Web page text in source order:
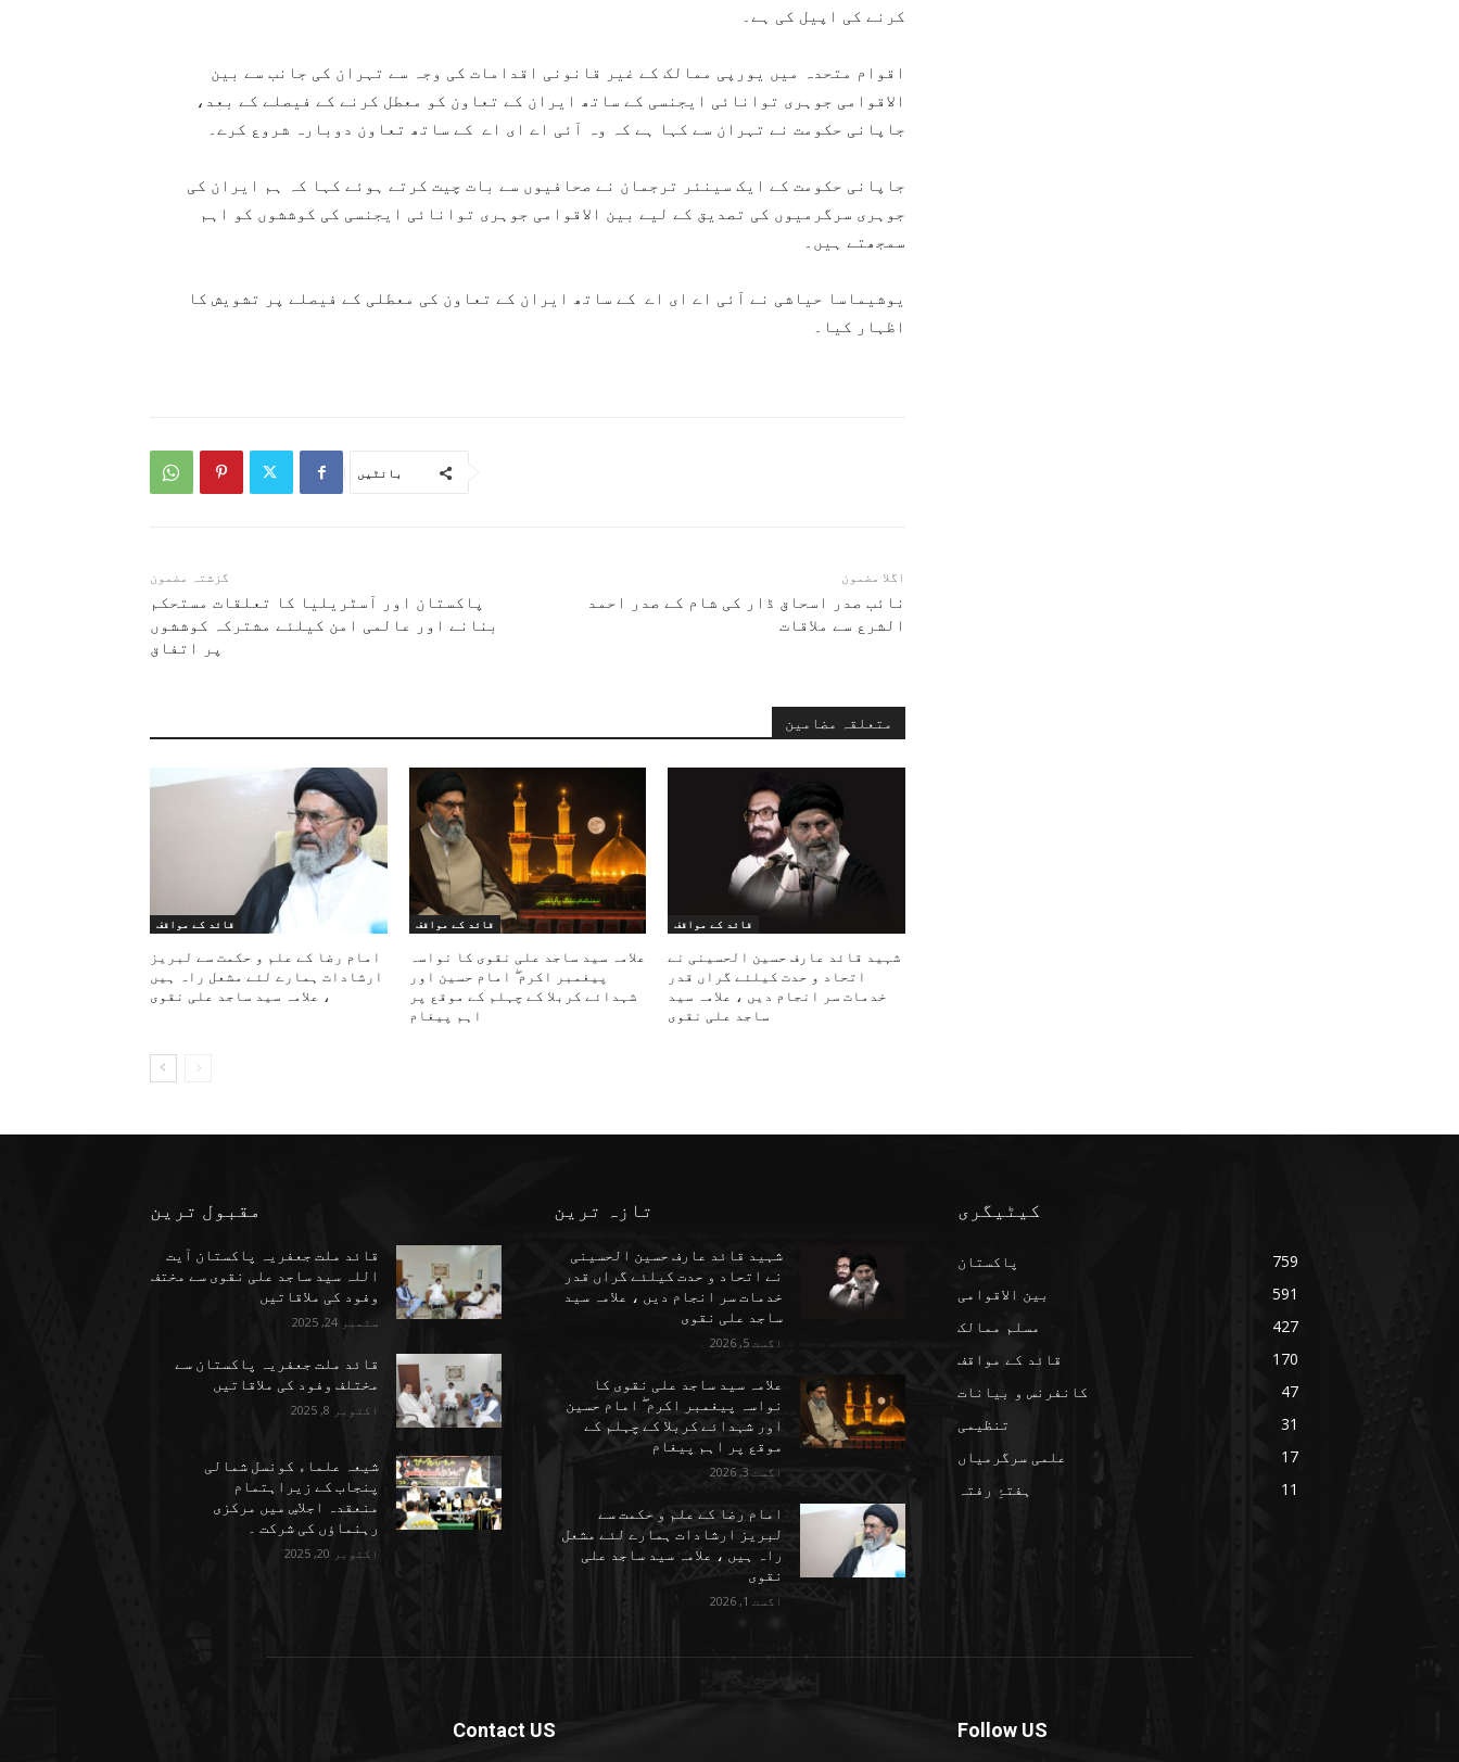
کرنے کی اپیل کی ہے۔
اقوام متحدہ میں یورپی ممالک کے غیر قانونی اقدامات کی وجہ سے تہران کی جانب سے بین
الاقوامی جوہری توانائی ایجنسی کے ساتھ ایران کے تعاون کو معطل کرنے کے فیصلے کے بعد،
جاپانی حکومت نے تہران سے کہا ہے کہ وہ آئی اے ای اے کے ساتھ تعاون دوبارہ شروع کرے۔
جاپانی حکومت کے ایک سینئر ترجمان نے صحافیوں سے بات چیت کرتے ہوئے کہا کہ ہم ایران کی
جوہری سرگرمیوں کی تصدیق کے لیے بین الاقوامی جوہری توانائی ایجنسی کی کوششوں کو اہم
سمجھتے ہیں۔
یوشیماسا حیاشی نے آئی اے ای اے کے ساتھ ایران کے تعاون کی معطلی کے فیصلے پر تشویش کا
اظہار کیا۔
بانٹیں
گزشتہ مضمون
پاکستان اور آسٹریلیا کا تعلقات مستحکم
بنانے اور عالمی امن کیلئے مشترکہ کوششوں
پر اتفاق
اگلا مضمون
نائب صدر اسحاق ڈار کی شام کے صدر احمد
الشرع سے ملاقات
متعلقہ مضامین
قائد کے مواقف
شہید قائد عارف حسین الحسینی نے
اتحاد و حدت کیلئے گراں قدر
خدمات سر انجام دیں ، علامہ سید
ساجد علی نقوی
قائد کے مواقف
علامہ سید ساجد علی نقوی کا نواسہ
پیغمبر اکرم ۖ امام حسین اور
شہدائے کربلا کے چہلم کے موقع پر
اہم پیغام
قائد کے مواقف
امام رضا کے علم و حکمت سے لبریز
ارشادات ہمارے لئے مشعل راہ ہیں
، علامہ سید ساجد علی نقوی
مقبول ترین
قائد ملت جعفریہ پاکستان آیت
اللہ سید ساجد علی نقوی سے مختف
وفود کی ملاقاتیں
ستمبر 24, 2025
قائد ملت جعفریہ پاکستان سے
مختلف وفود کی ملاقاتیں
اکتوبر 8, 2025
شیعہ علماء کونسل شمالی
پنجاب کے زیراہتمام
منعقدہ اجلاسِ میں مرکزی
رہنماؤں کی شرکت ۔
اکتوبر 20, 2025
تازہ ترین
شہید قائد عارف حسین الحسینی
نے اتحاد و حدت کیلئے گراں قدر
خدمات سر انجام دیں ، علامہ سید
ساجد علی نقوی
اگست 5, 2026
علامہ سید ساجد علی نقوی کا
نواسہ پیغمبر اکرم ۖ امام حسین
اور شہدائے کربلا کے چہلم کے
موقع پر اہم پیغام
اگست 3, 2026
امام رضا کے علم و حکمت سے
لبریز ارشادات ہمارے لئے مشعل
راہ ہیں ، علامہ سید ساجد علی
نقوی
اگست 1, 2026
کیٹیگری
پاکستان
759
بین الاقوامی
591
مسلم ممالک
427
قائد کے مواقف
170
کانفرنس و بیانات
47
تنظیمی
31
علمی سرگرمیاں
17
ہفتۂِ رفتہ
11
Contact US Follow US